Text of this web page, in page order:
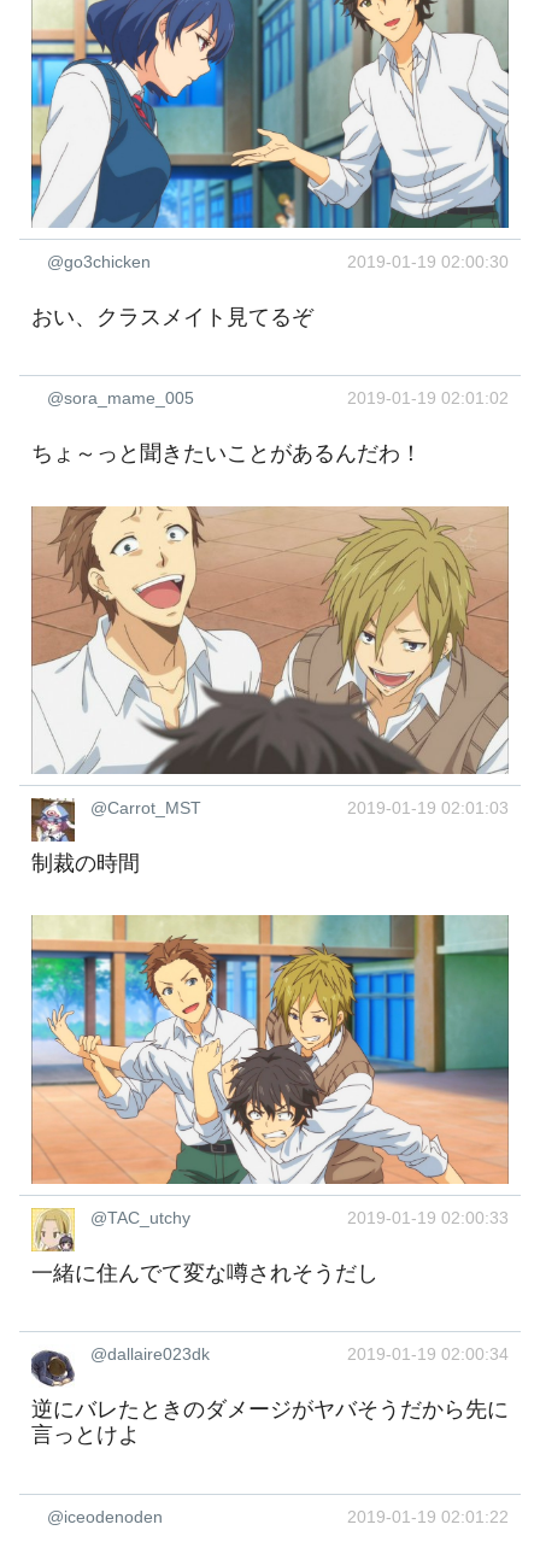
@go3chicken 2019-01-19 02:00:30
おい、クラスメイト見てるぞ
@sora_mame_005 2019-01-19 02:01:02
ちょ～っと聞きたいことがあるんだわ！
@Carrot_MST 2019-01-19 02:01:03
制裁の時間
@TAC_utchy 2019-01-19 02:00:33
一緒に住んでて変な噂されそうだし
@dallaire023dk 2019-01-19 02:00:34
逆にバレたときのダメージがヤバそうだから先に
言っとけよ
@iceodenoden 2019-01-19 02:01:22